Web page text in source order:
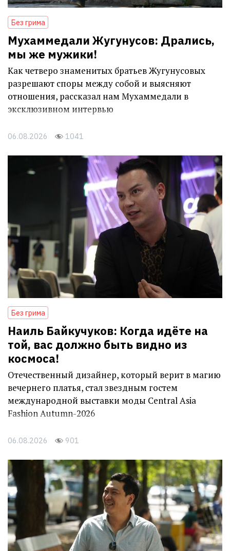
Без грима
Мухаммедали Жугунусов: Дрались,
мы же мужики!
Как четверо знаменитых братьев Жугунусовых
разрешают споры между собой и выясняют
отношения, рассказал нам Мухаммедали в
эксклюзивном интервью
06.08.2026 1041
Без грима
Наиль Байкучуков: Когда идёте на
той, вас должно быть видно из
космоса!
Отечественный дизайнер, который верит в магию
вечернего платья, стал звездным гостем
международной выставки моды Central Asia
Fashion Autumn-2026
06.08.2026 901